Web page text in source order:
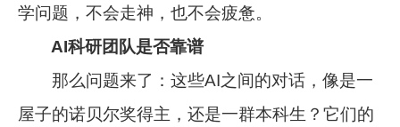
学问题，不会走神，也不会疲惫。
AI科研团队是否靠谱
那么问题来了：这些AI之间的对话，像是一
屋子的诺贝尔奖得主，还是一群本科生？它们的